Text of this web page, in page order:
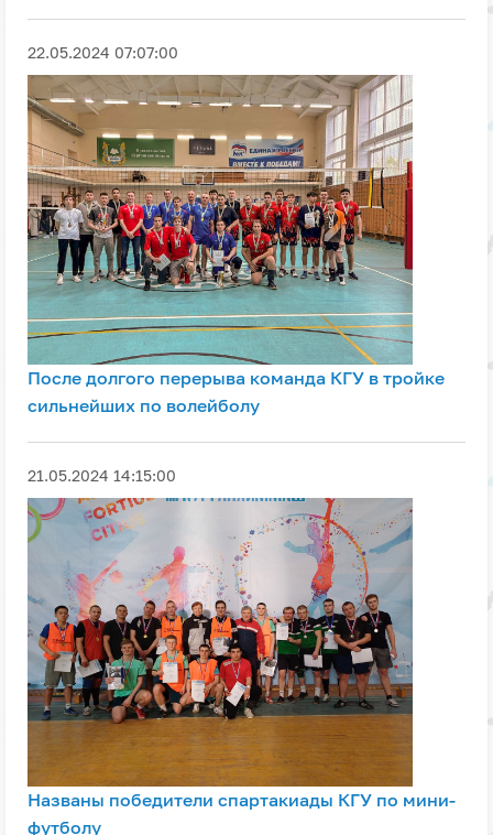
22.05.2024 07:07:00
После долгого перерыва команда КГУ в тройке
сильнейших по волейболу
21.05.2024 14:15:00
Названы победители спартакиады КГУ по мини-
футболу